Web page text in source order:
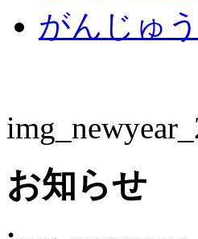
がんじゅ
お知らせ